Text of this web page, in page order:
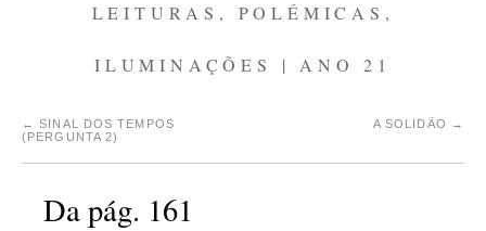
LEITURAS, POLÉMICAS,
ILUMINAÇÕES | ANO 21
← SINAL DOS TEMPOS
(PERGUNTA 2)
A SOLIDÃO →
Da pág. 161